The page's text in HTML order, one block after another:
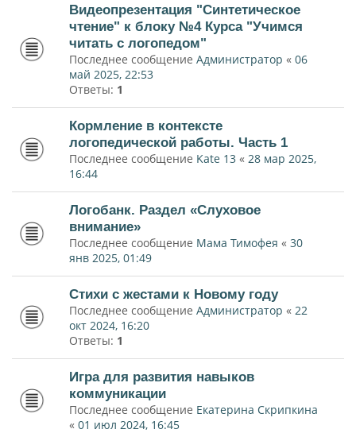
Видеопрезентация "Синтетическое
чтение" к блоку №4 Курса "Учимся
читать с логопедом"
Последнее сообщение Администратор « 06
май 2025, 22:53
Ответы: 1
Кормление в контексте
логопедической работы. Часть 1
Последнее сообщение Kate 13 « 28 мар 2025,
16:44
Логобанк. Раздел «Слуховое
внимание»
Последнее сообщение Мама Тимофея « 30
янв 2025, 01:49
Стихи с жестами к Новому году
Последнее сообщение Администратор « 22
окт 2024, 16:20
Ответы: 1
Игра для развития навыков
коммуникации
Последнее сообщение Екатерина Скрипкина
« 01 июл 2024, 16:45